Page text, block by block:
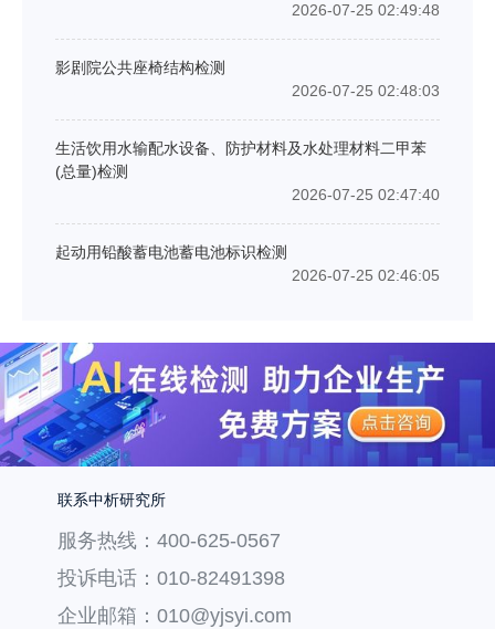
2026-07-25 02:49:48
影剧院公共座椅结构检测
2026-07-25 02:48:03
生活饮用水输配水设备、防护材料及水处理材料二甲苯
(总量)检测
2026-07-25 02:47:40
起动用铅酸蓄电池蓄电池标识检测
2026-07-25 02:46:05
联系中析研究所
服务热线：400-625-0567
投诉电话：010-82491398
企业邮箱：010@yjsyi.com